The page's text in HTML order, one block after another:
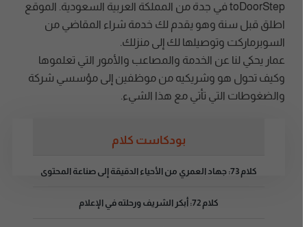
toDoorStep في جدة من المملكة العربية السعودية. الموقع
اطلق قبل سنة وهو يقدم لك خدمة شراء المقاضي من
السوبرماركت وتوصيلها لك إلى منزلك.
عمار يحكي لنا عن الخدمة والمصاعب والأمور التي تعلموها
وكيف تحول هو وشريكيه من موظفين إلى مؤسسي شركة
والضغوطات التي تأتي مع هذا الشيء.
بودكاست كلام
كلام 73: جهاد العمري من الأحياء الدقيقة إلى صناعة المحتوى
كلام 72: أبكر الشريف ورحلته في الإعلام